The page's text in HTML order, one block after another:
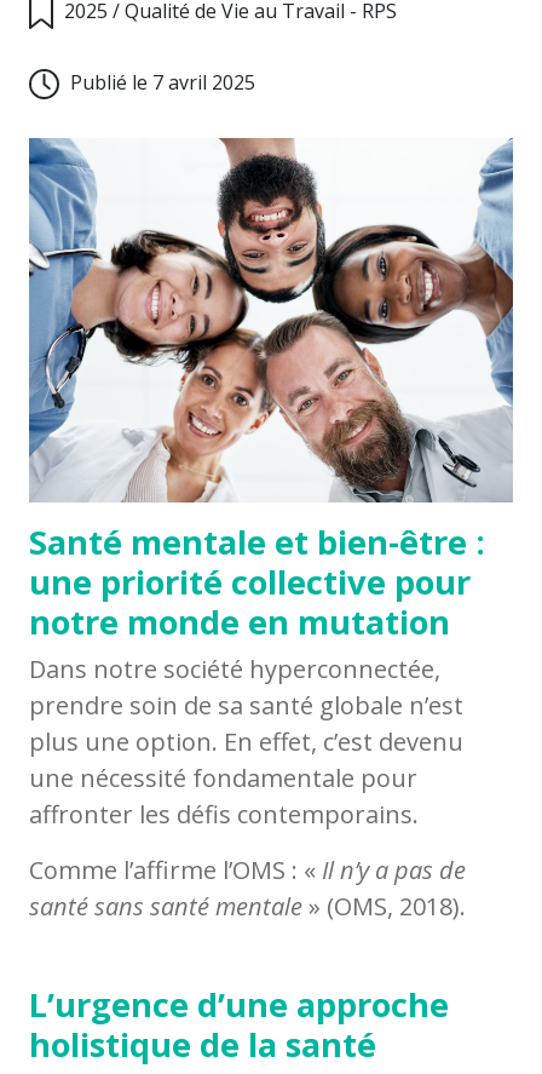
2025 /Qualité de Vie au Travail - RPS
Publié le 7 avril 2025
Santé mentale et bien-être :
une priorité collective pour
notre monde en mutation
Dans notre société hyperconnectée,
prendre soin de sa santé globale n’est
plus une option. En effet, c’est devenu
une nécessité fondamentale pour
affronter les défis contemporains.
Comme l’affirme l’OMS : « Il n’y a pas de
santé sans santé mentale» (OMS, 2018).
L’urgence d’une approche
holistique de la santé